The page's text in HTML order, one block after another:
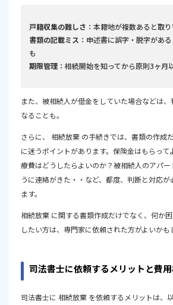
戸籍収集の難しさ ：本籍地が複数あると取
書類の記載ミス ：申述書に誤字・脱字があ
も
期限管理 ：相続開始を知ってから原則3ヶ月
また、被相続人が借金をしていた場合などは
なることも。
さらに、 相続放棄 の手続きでは、書類の作成
に迷うポイントがあります。保険金はもらって
療費はどうしたらよいのか？被相続人のアパ
うに連絡がきた・・など、都度、判断と対応が
ます。
相続放棄 に関する書類作成だけでなく、何か
したい方は、専門家に依頼された方がよいかも
司法書士に依頼するメリットと費
司法書士に 相続放棄 を依頼するメリットは、